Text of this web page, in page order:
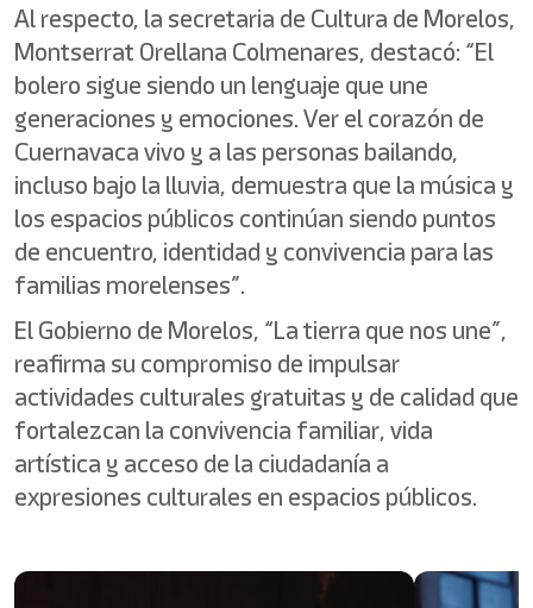
Al respecto, la secretaria de Cultura de Morelos,
Montserrat Orellana Colmenares, destacó: “El
bolero sigue siendo un lenguaje que une
generaciones y emociones. Ver el corazón de
Cuernavaca vivo y a las personas bailando,
incluso bajo la lluvia, demuestra que la música y
los espacios públicos continúan siendo puntos
de encuentro, identidad y convivencia para las
familias morelenses”.
El Gobierno de Morelos, “La tierra que nos une”,
reafirma su compromiso de impulsar
actividades culturales gratuitas y de calidad que
fortalezcan la convivencia familiar, vida
artística y acceso de la ciudadanía a
expresiones culturales en espacios públicos.